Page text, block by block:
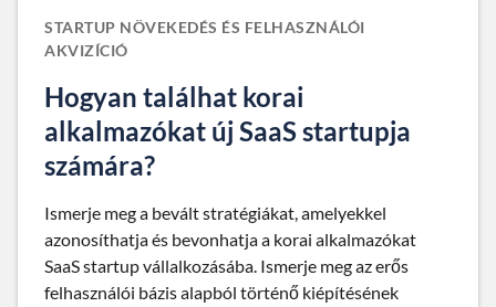
STARTUP NÖVEKEDÉS ÉS FELHASZNÁLÓI
AKVIZÍCIÓ
Hogyan találhat korai
alkalmazókat új SaaS startupja
számára?
Ismerje meg a bevált stratégiákat, amelyekkel
azonosíthatja és bevonhatja a korai alkalmazókat
SaaS startup vállalkozásába. Ismerje meg az erős
felhasználói bázis alapból történő kiépítésének